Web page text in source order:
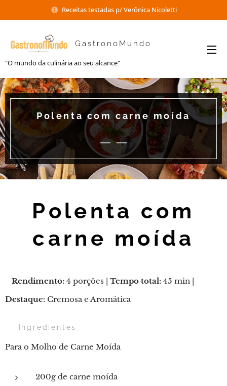
Receitas testadas p/ Verônica Nicoletti
GastronoMundo
"O mundo da culinária ao seu alcance"
Polenta com carne moída
Polenta com
carne moída
Rendimento:4 porções | Tempo total:45 min |
Destaque: Cremosa e Aromática
🛒 Ingredientes
Para o Molho de Carne Moída
200g de carne moída